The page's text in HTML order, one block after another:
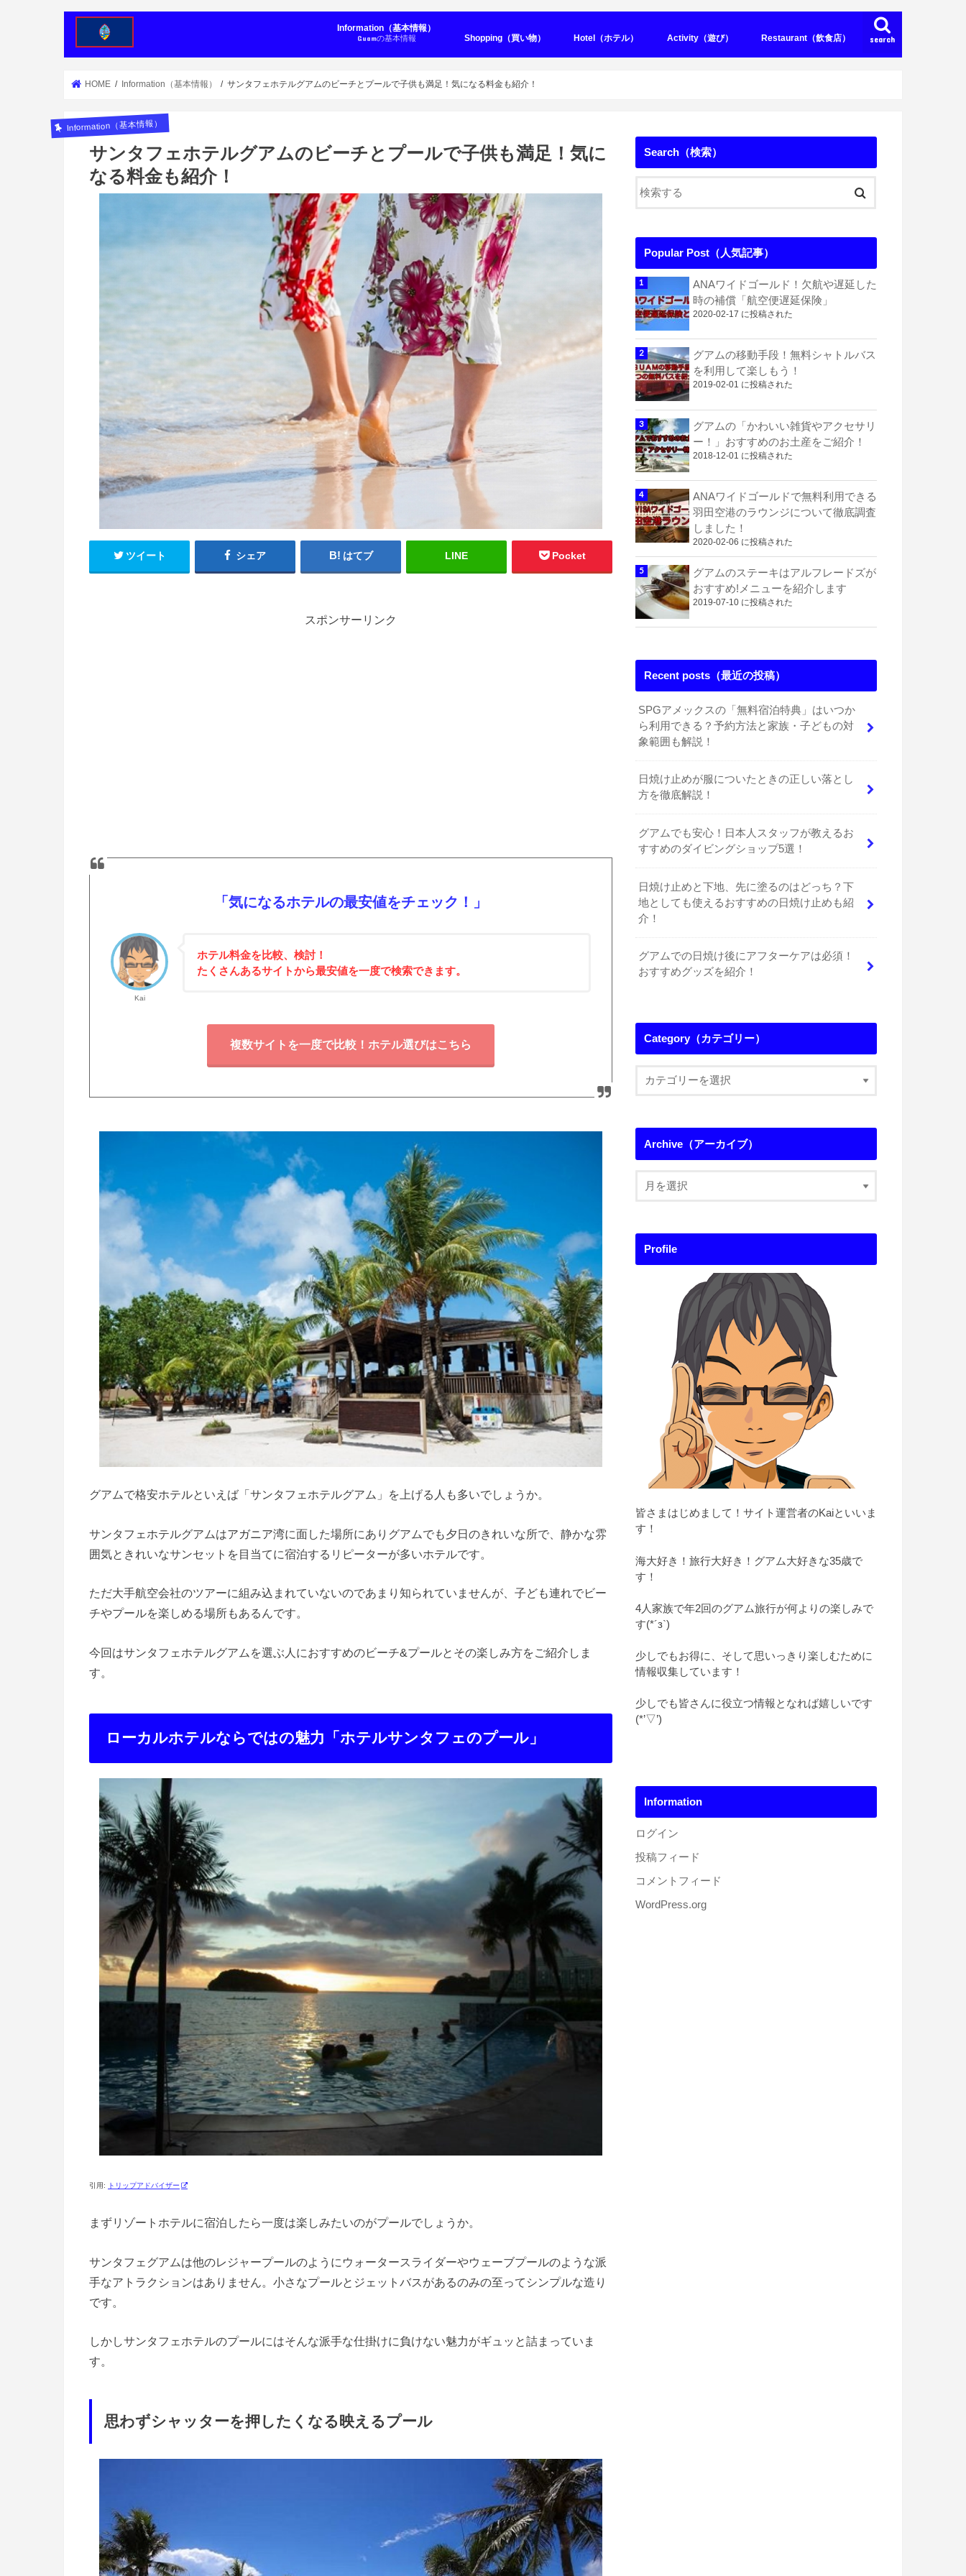
search
Information（基本情報）
Guamの基本情報 Shopping（買い物） Hotel（ホテル） Activity（遊び） Restaurant（飲食店）
HOME Information（基本情報） サンタフェホテルグアムのビーチとプールで子供も満足！気になる料金も紹介！
Information（基本情報）
サンタフェホテルグアムのビーチとプールで子供も満足！気に
なる料金も紹介！
ツイート シェア はてブ LINE Pocket
スポンサーリンク
「気になるホテルの最安値をチェック！」
Kai
ホテル料金を比較、検討！
たくさんあるサイトから最安値を一度で検索できます。
複数サイトを一度で比較！ホテル選びはこちら
グアムで格安ホテルといえば「サンタフェホテルグアム」を上げる人も多いでしょうか。
サンタフェホテルグアムはアガニア湾に面した場所にありグアムでも夕日のきれいな所で、静かな雰
囲気ときれいなサンセットを目当てに宿泊するリピーターが多いホテルです。
ただ大手航空会社のツアーに組み込まれていないのであまり知られていませんが、子ども連れでビー
チやプールを楽しめる場所もあるんです。
今回はサンタフェホテルグアムを選ぶ人におすすめのビーチ&プールとその楽しみ方をご紹介しま
す。
ローカルホテルならではの魅力「ホテルサンタフェのプール」
引用: トリップアドバイザー
まずリゾートホテルに宿泊したら一度は楽しみたいのがプールでしょうか。
サンタフェグアムは他のレジャープールのようにウォータースライダーやウェーブプールのような派
手なアトラクションはありません。小さなプールとジェットバスがあるのみの至ってシンプルな造り
です。
しかしサンタフェホテルのプールにはそんな派手な仕掛けに負けない魅力がギュッと詰まっていま
す。
思わずシャッターを押したくなる映えるプール
Search（検索）
Popular Post（人気記事）
ANAワイドゴールド！欠航や遅延した
時の補償「航空便遅延保険」
2020-02-17 に投稿された
グアムの移動手段！無料シャトルバス
を利用して楽しもう！
2019-02-01 に投稿された
グアムの「かわいい雑貨やアクセサリ
ー！」おすすめのお土産をご紹介！
2018-12-01 に投稿された
ANAワイドゴールドで無料利用できる
羽田空港のラウンジについて徹底調査
しました！
2020-02-06 に投稿された
グアムのステーキはアルフレードズが
おすすめ!メニューを紹介します
2019-07-10 に投稿された
Recent posts（最近の投稿）
SPGアメックスの「無料宿泊特典」はいつか
ら利用できる？予約方法と家族・子どもの対
象範囲も解説！
日焼け止めが服についたときの正しい落とし
方を徹底解説！
グアムでも安心！日本人スタッフが教えるお
すすめのダイビングショップ5選！
日焼け止めと下地、先に塗るのはどっち？下
地としても使えるおすすめの日焼け止めも紹
介！
グアムでの日焼け後にアフターケアは必須！
おすすめグッズを紹介！
Category（カテゴリー）
Archive（アーカイブ）
Profile
皆さまはじめまして！サイト運営者のKaiといいま
す！
海大好き！旅行大好き！グアム大好きな35歳で
す！
4人家族で年2回のグアム旅行が何よりの楽しみで
す(*´з`)
少しでもお得に、そして思いっきり楽しむために
情報収集しています！
少しでも皆さんに役立つ情報となれば嬉しいです
(*’▽’)
Information
ログイン
投稿フィード
コメントフィード
WordPress.org